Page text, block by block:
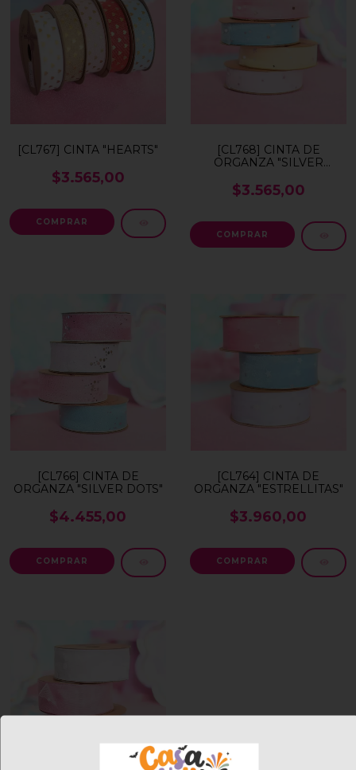
[CL767] CINTA "HEARTS"
$3.565,00
COMPRAR
[CL768] CINTA DE
ORGANZA "SILVER
$3.565,00
COMPRAR
[CL766] CINTA DE
ORGANZA "SILVER DOTS"
$4.455,00
COMPRAR
[CL764] CINTA DE
ORGANZA "ESTRELLITAS"
$3.960,00
COMPRAR